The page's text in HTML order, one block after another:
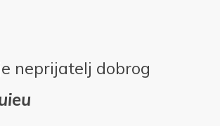
neprijatelj dobrog